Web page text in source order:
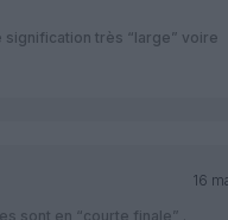
très “large” voire
16
sont en “courte finale” .